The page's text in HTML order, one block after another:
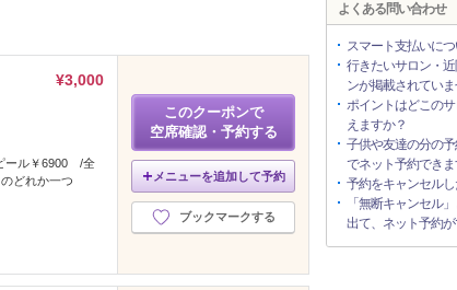
¥3,000
ール￥6900 /全
どれか一つ
このクーポンで
空席確認・予約する
メニューを追加して予約
ブックマークする
よくある問い合わせ
スマート支払いに
行きたいサロン・
ンが掲載されてい
ポイントはどこの
えますか？
子供や友達の分の
でネット予約できま
予約をキャンセル
「無断キャンセル
出て、ネット予約